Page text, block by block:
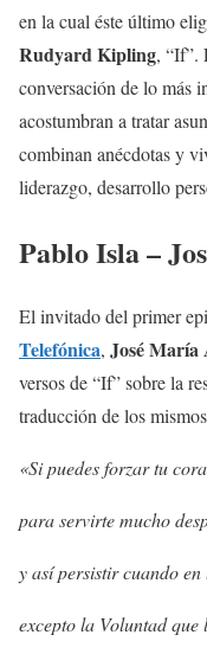
en la cual éste último
Rudyard Kipling, “If”.
conversación de lo más
acostumbran a tratar
combinan anécdotas y
liderazgo, desarrollo
Pablo Isla –
El invitado del primer
Telefónica, José María
versos de “If” sobre la
traducción de los
«Si puedes forzar tu
para servirte mucho
y así persistir cuando
excepto la Voluntad que